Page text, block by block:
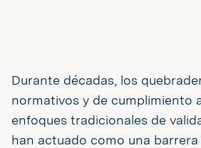
Durante décadas, los
normativos y de cumplimiento
enfoques tradicionales de
han actuado como una